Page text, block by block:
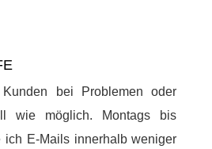
bei Problemen oder
wie möglich. Montags bis
ich E-Mails innerhalb weniger